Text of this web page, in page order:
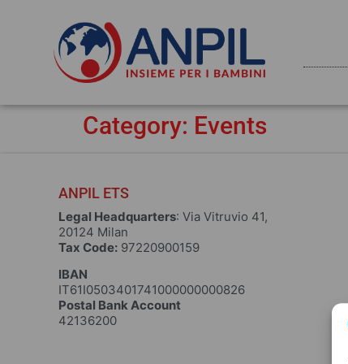
Category: Events
ANPIL ETS
Legal Headquarters: Via Vitruvio 41,
20124 Milan
Tax Code: 97220900159
IBAN
IT61I0503401741000000000826
Postal Bank Account
42136200